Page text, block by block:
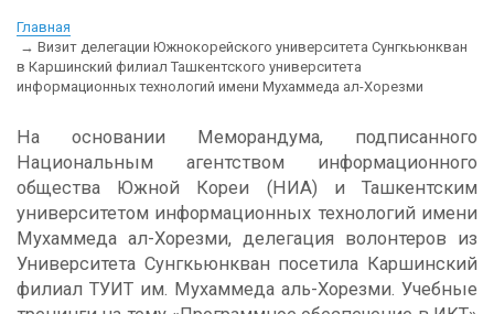
Главная
Визит делегации Южнокорейского университета Сунгкьюнкван
в Каршинский филиал Ташкентского университета
информационных технологий имени Мухаммеда ал-Хорезми
На основании Меморандума, подписанного
Национальным агентством информационного
общества Южной Кореи (НИА) и Ташкентским
университетом информационных технологий имени
Мухаммеда ал-Хорезми, делегация волонтеров из
Университета Сунгкьюнкван посетила Каршинский
филиал ТУИТ им. Мухаммеда аль-Хорезми. Учебные